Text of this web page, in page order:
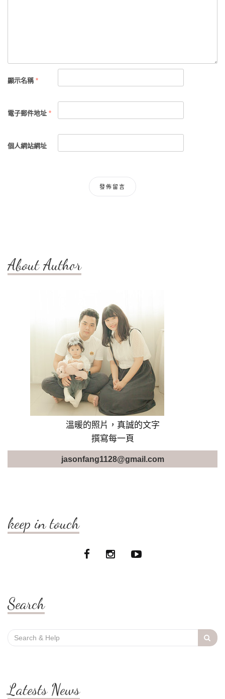
顯示名稱 *
電子郵件地址 *
個人網站網址
About Author
溫暖的照片，真誠的文字
撰寫每一頁
jasonfang1128@gmail.com
keep in touch
Search
Search
for:
Latests News